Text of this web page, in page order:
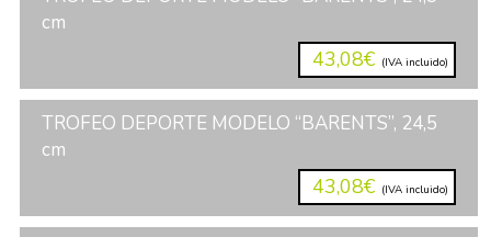
cm
43,08€ (IVA incluido)
TROFEO DEPORTE MODELO “BARENTS”, 24,5
cm
43,08€ (IVA incluido)